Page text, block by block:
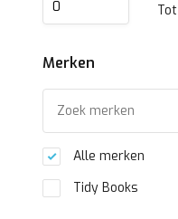
Tot
Merken
Alle merken
Tidy Books